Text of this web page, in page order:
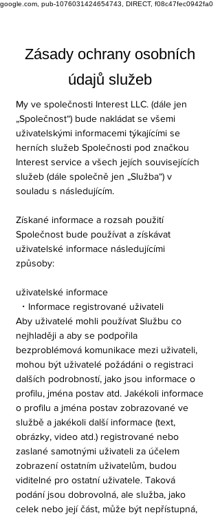
google.com, pub-1076031424654743, DIRECT, f08c47fec0942fa0
Zásady ochrany osobních
údajů služeb
My ve společnosti Interest LLC. (dále jen
„Společnost“) bude nakládat se všemi
uživatelskými informacemi týkajícími se
herních služeb Společnosti pod značkou
Interest service a všech jejích souvisejících
služeb (dále společně jen „Služba“) v
souladu s následujícím.
Získané informace a rozsah použití
Společnost bude používat a získávat
uživatelské informace následujícími
způsoby:
uživatelské informace
・Informace registrované uživateli
Aby uživatelé mohli používat Službu co
nejhlaději a aby se podpořila
bezproblémová komunikace mezi uživateli,
mohou být uživatelé požádáni o registraci
dalších podrobností, jako jsou informace o
profilu, jména postav atd. Jakékoli informace
o profilu a jména postav zobrazované ve
službě a jakékoli další informace (text,
obrázky, video atd.) registrované nebo
zaslané samotnými uživateli za účelem
zobrazení ostatním uživatelům, budou
viditelné pro ostatní uživatele. Taková
podání jsou dobrovolná, ale služba, jako
celek nebo její část, může být nepřístupná,